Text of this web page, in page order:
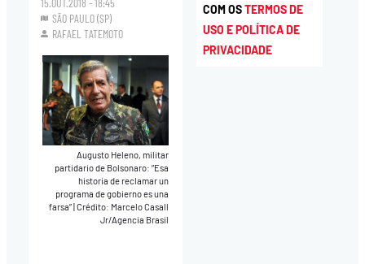
15.OUT.2018 - 18:45
SÃO PAULO (SP)
RAFAEL TATEMOTO
Augusto Heleno, militar
partidario de Bolsonaro: “Esa
historia de reclamar un
programa de gobierno es una
farsa” Crédito: Marcelo Casall
Jr/Agencia Brasil
COM OSTERMOS DE
USO E POLÍTICA DE
PRIVACIDADE